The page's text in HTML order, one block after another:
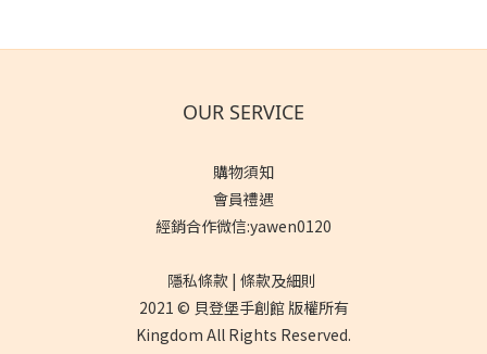
OUR SERVICE
購物須知
會員禮遇
經銷合作微信:yawen0120
隱私條款 | 條款及細則
2021 © 貝登堡手創館 版權所有
Kingdom All Rights Reserved.